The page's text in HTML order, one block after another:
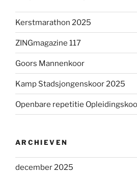
Kerstmarathon 2025
ZINGmagazine 117
Goors Mannenkoor
Kamp Stadsjongenskoor 2025
Openbare repetitie
ARCHIEVEN
december 2025